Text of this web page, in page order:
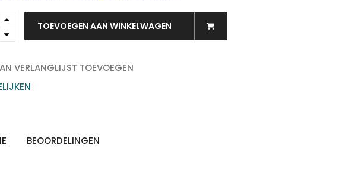
TOEVOEGEN AAN WINKELWAGEN
VERLANGLIJST TOEVOEGEN
BEOORDELINGEN